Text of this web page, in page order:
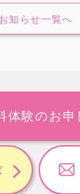
お知らせ一覧へ
体験のお申